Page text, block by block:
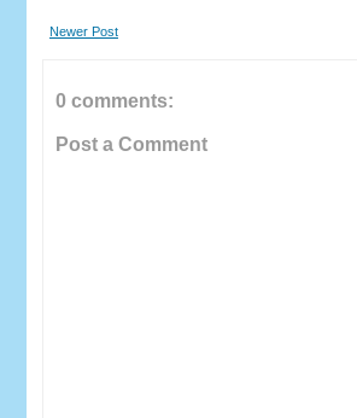
Newer Post
0 comments:
Post a Comment